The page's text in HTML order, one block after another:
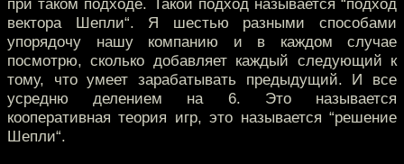
при таком подходе. Такой подход называется “подход
вектора Шепли“. Я шестью разными способами
упорядочу нашу компанию и в каждом случае
посмотрю, сколько добавляет каждый следующий к
тому, что умеет зарабатывать предыдущий. И все
усредню делением на 6. Это называется
кооперативная теория игр, это называется “решение
Шепли“.